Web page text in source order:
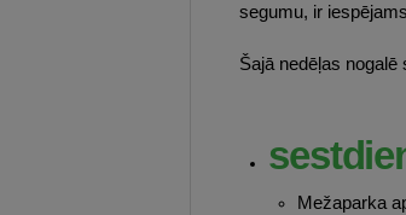
segumu, ir
Šajā nedēļas
Mežaparka